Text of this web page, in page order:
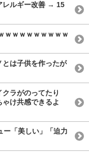
レルギー改善 → 15
ｗｗｗｗｗｗｗｗｗ
は子供を作ったが
クラがのってたり
け共感できるよ
ー「美しい」「迫力